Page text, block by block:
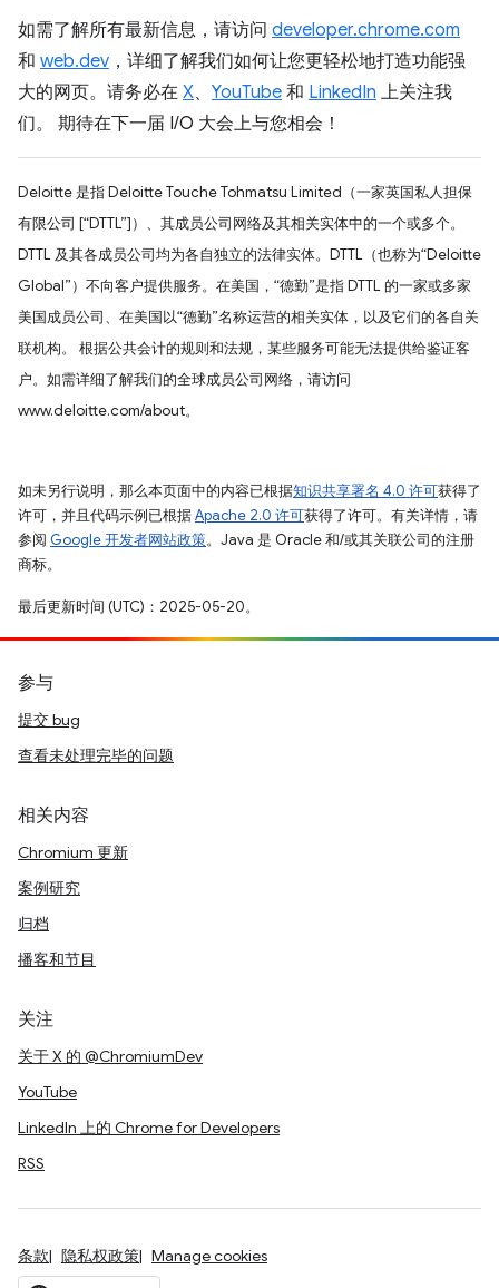
如需了解所有最新信息，请访问 developer.chrome.com
和 web.dev ，详细了解我们如何让您更轻松地打造功能强
大的网页。请务必在 X、 YouTube 和 LinkedIn 上关注我
们。 期待在下一届 I/O 大会上与您相会！
Deloitte 是指 Deloitte Touche Tohmatsu Limited（一家英国私人担保
有限公司 [“DTTL”]）、其成员公司网络及其相关实体中的一个或多个。
DTTL 及其各成员公司均为各自独立的法律实体。DTTL（也称为“Deloitte
Global”）不向客户提供服务。在美国，“德勤”是指 DTTL 的一家或多家
美国成员公司、在美国以“德勤”名称运营的相关实体，以及它们的各自关
联机构。 根据公共会计的规则和法规，某些服务可能无法提供给鉴证客
户。如需详细了解我们的全球成员公司网络，请访问
www.deloitte.com/about。
如未另行说明，那么本页面中的内容已根据知识共享署名 4.0 许可获得了
许可，并且代码示例已根据Apache 2.0 许可获得了许可。有关详情，请
参阅 Google 开发者网站政策。Java 是 Oracle 和/或其关联公司的注册
商标。
最后更新时间 (UTC)：2025-05-20。
参与
提交 bug
查看未处理完毕的问题
相关内容
Chromium 更新
案例研究
归档
播客和节目
关注
关于 X 的 @ChromiumDev
YouTube
LinkedIn 上的 Chrome for Developers
RSS
条款 隐私权政策 Manage cookies